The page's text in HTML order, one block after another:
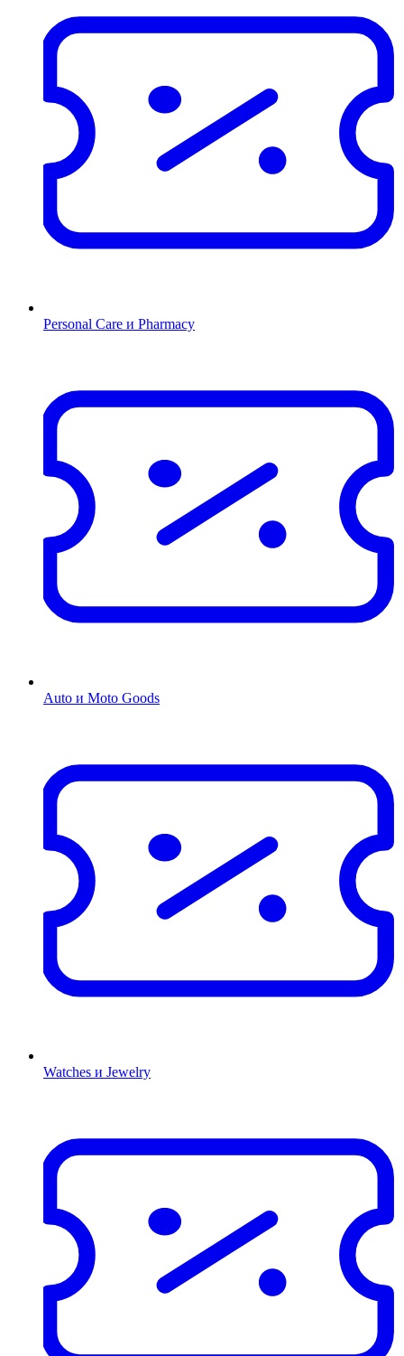
Personal Care и Pharmacy
Auto и Moto Goods
Watches и Jewelry